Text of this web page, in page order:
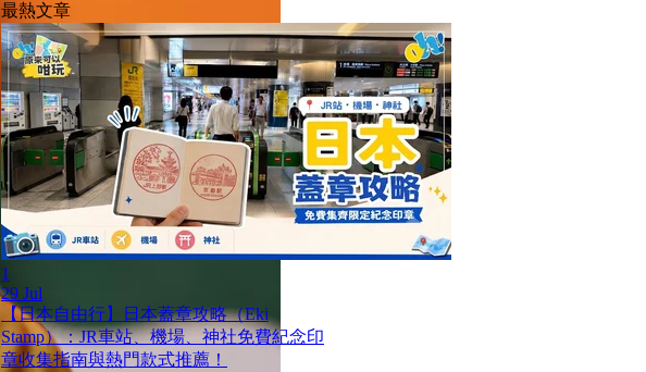
最熱文章
1
29 Jul
【日本自由行】日本蓋章攻略（Eki
Stamp）：JR車站、機場、神社免費紀念印
章收集指南與熱門款式推薦！